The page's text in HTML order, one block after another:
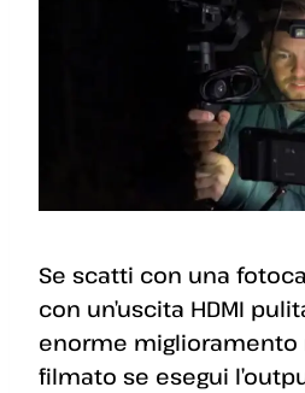
Se scatti con una
con un’uscita HDMI
enorme miglioramento
filmato se esegui